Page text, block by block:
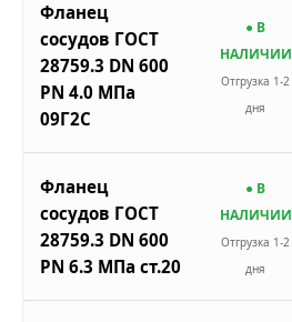
Фланец
сосудов ГОСТ
28759.3 DN 600
PN 4.0 МПа
09Г2С
● В
НАЛИЧИИ
Отгрузка 1-2
дня
Фланец
сосудов ГОСТ
28759.3 DN 600
PN 6.3 МПа ст.20
● В
НАЛИЧИИ
Отгрузка 1-2
дня